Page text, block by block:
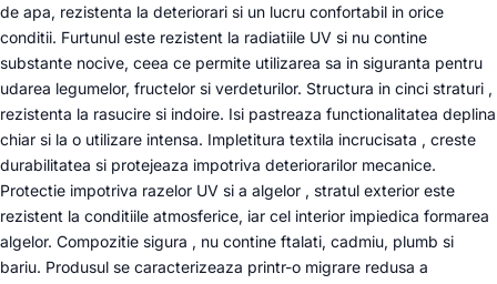
de apa, rezistenta la deteriorari si un lucru confortabil in orice
conditii. Furtunul este rezistent la radiatiile UV si nu contine
substante nocive, ceea ce permite utilizarea sa in siguranta pentru
udarea legumelor, fructelor si verdeturilor. Structura in cinci straturi ,
rezistenta la rasucire si indoire. Isi pastreaza functionalitatea deplina
chiar si la o utilizare intensa. Impletitura textila incrucisata , creste
durabilitatea si protejeaza impotriva deteriorarilor mecanice.
Protectie impotriva razelor UV si a algelor , stratul exterior este
rezistent la conditiile atmosferice, iar cel interior impiedica formarea
algelor. Compozitie sigura , nu contine ftalati, cadmiu, plumb si
bariu. Produsul se caracterizeaza printr-o migrare redusa a